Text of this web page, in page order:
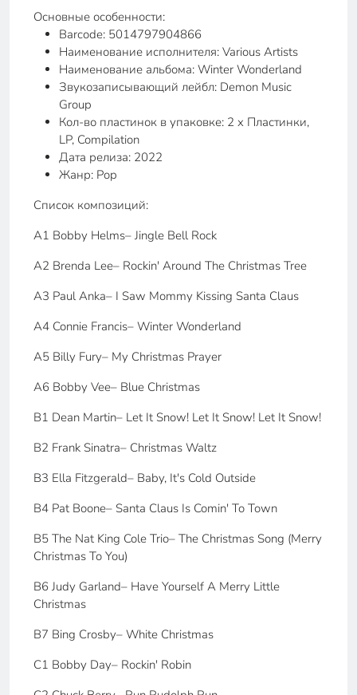
Основные особенности:
Barcode: 5014797904866
Наименование исполнителя: Various Artists
Наименование альбома: Winter Wonderland
Звукозаписывающий лейбл: Demon Music
Group
Кол-во пластинок в упаковке: 2 x Пластинки,
LP, Compilation
Дата релиза: 2022
Жанр: Pop
Список композиций:
A1 Bobby Helms– Jingle Bell Rock
A2 Brenda Lee– Rockin' Around The Christmas Tree
A3 Paul Anka– I Saw Mommy Kissing Santa Claus
A4 Connie Francis– Winter Wonderland
A5 Billy Fury– My Christmas Prayer
A6 Bobby Vee– Blue Christmas
B1 Dean Martin– Let It Snow! Let It Snow! Let It Snow!
B2 Frank Sinatra– Christmas Waltz
B3 Ella Fitzgerald– Baby, It's Cold Outside
B4 Pat Boone– Santa Claus Is Comin' To Town
B5 The Nat King Cole Trio– The Christmas Song (Merry
Christmas To You)
B6 Judy Garland– Have Yourself A Merry Little
Christmas
B7 Bing Crosby– White Christmas
C1 Bobby Day– Rockin' Robin